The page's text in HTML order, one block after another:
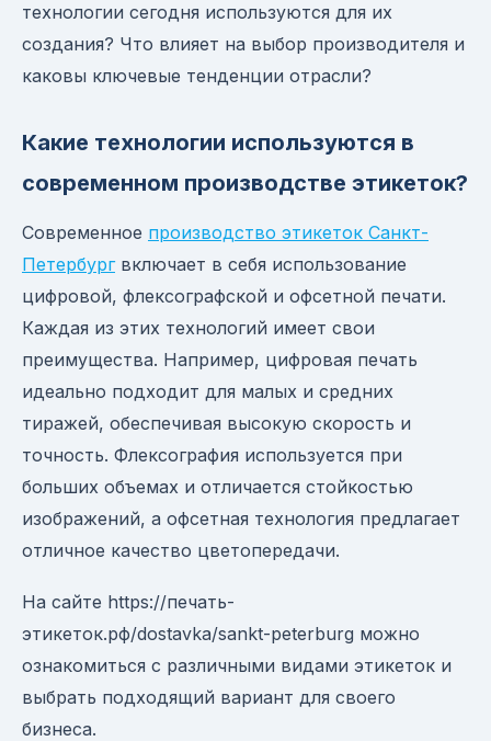
технологии сегодня используются для их
создания? Что влияет на выбор производителя и
каковы ключевые тенденции отрасли?
Какие технологии используются в
современном производстве этикеток?
Современное производство этикеток Санкт-
Петербургвключает в себя использование
цифровой, флексографской и офсетной печати.
Каждая из этих технологий имеет свои
преимущества. Например, цифровая печать
идеально подходит для малых и средних
тиражей, обеспечивая высокую скорость и
точность. Флексография используется при
больших объемах и отличается стойкостью
изображений, а офсетная технология предлагает
отличное качество цветопередачи.
На сайте https://печать-
этикеток.рф/dostavka/sankt-peterburg можно
ознакомиться с различными видами этикеток и
выбрать подходящий вариант для своего
бизнеса.